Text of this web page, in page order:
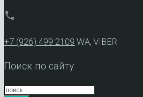
phone
+7 (926) 499 2109 WA, VIBER
Поиск по сайту